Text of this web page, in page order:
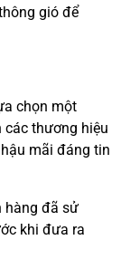
gió để
chọn một
các thương hiệu
mãi đáng tin
hàng đã sử
khi đưa ra